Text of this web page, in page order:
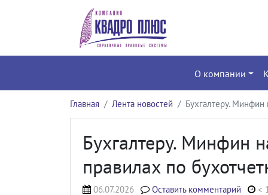
О компании
Главная Лента новостей Бухгалтеру. Минфин
Бухгалтеру. Минфин
правилах по
06.07.2026 Оставить комментарий <